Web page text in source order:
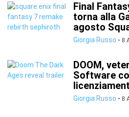
Final
torna alla
agosto
Giorgia Russo - 8
DOOM,
Software
Giorgia Russo - 8